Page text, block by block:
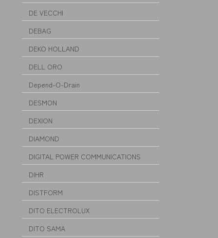
DE VECCHI
DEBAG
DEKO HOLLAND
DELL ORO
Depend-O-Drain
DESMON
DEXION
DIAMOND
DIGITAL POWER COMMUNICATIONS
DIHR
DISTFORM
DITO ELECTROLUX
DITO SAMA